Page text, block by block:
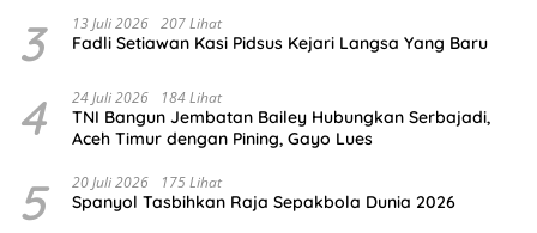
3 13 Juli 2026 207 Lihat
Fadli Setiawan Kasi Pidsus Kejari Langsa Yang Baru
4 24 Juli 2026 184 Lihat
TNI Bangun Jembatan Bailey Hubungkan Serbajadi,
Aceh Timur dengan Pining, Gayo Lues
5 20 Juli 2026 175 Lihat
Spanyol Tasbihkan Raja Sepakbola Dunia 2026